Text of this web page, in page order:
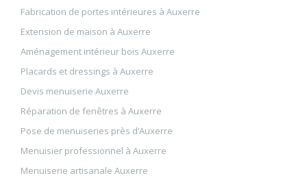
Fabrication de portes intérieures à Auxerre
Extension de maison à Auxerre
Aménagement intérieur bois Auxerre
Placards et dressings à Auxerre
Devis menuiserie Auxerre
Réparation de fenêtres à Auxerre
Pose de menuiseries près d’Auxerre
Menuisier professionnel à Auxerre
Menuiserie artisanale Auxerre